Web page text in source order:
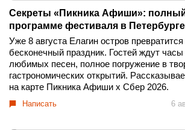
Секреты «Пикника Афиши»:
программе фестиваля в Петербурге
Уже 8 августа Елагин остров
бесконечный праздник. Гостей ждут часы
любимых песен, полное погружение в
гастрономических открытий.
на карте Пикника Афиши x Сбер 2026.
Написать 6